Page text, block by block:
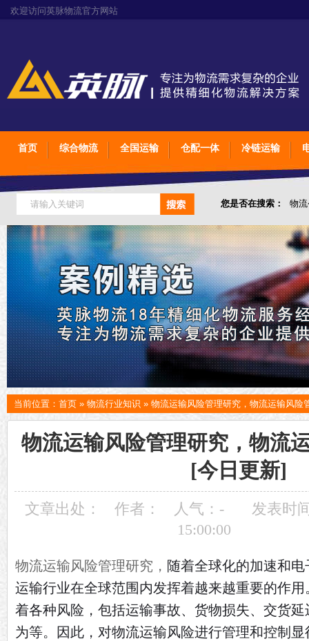
欢迎访问英脉物流官方网站
首页 综合物流 全国运输 仓配一体 冷链运输
您是否在搜索： 物
仓储综合专业定制物
当前位置： 首页 » 物流行业知识 » 物流运输风险管理研究，物流运输风险
物流运输风险管理研究，物流
[今日更新]
文章出处： 作者： 人气： -
发表时
15:00:00
物流运输风险管理研究， 随着全球化的加速和
运输行业在全球范围内发挥着越来越重要的作
着各种风险，包括运输事故、货物损失、交货
为等。因此，对物流运输风险进行管理和控制